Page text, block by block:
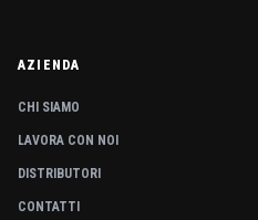
AZIENDA
CHI SIAMO
LAVORA CON NOI
DISTRIBUTORI
CONTATTI